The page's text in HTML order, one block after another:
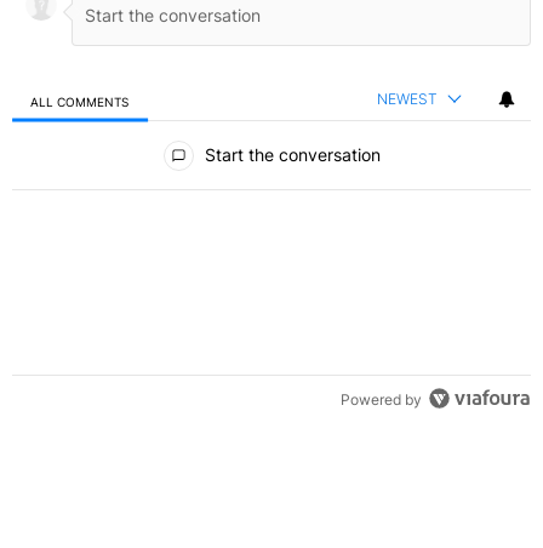
ALL COMMENTS NEWEST
Start the conversation
Powered by